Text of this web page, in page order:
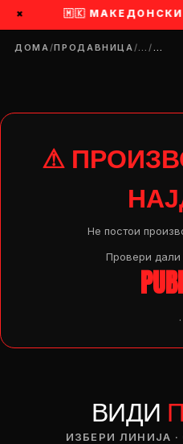
× 🇲🇰 МАКЕДОНСКИ
ДОМА/ПРОДАВНИЦА/…/…
⚠
Не постои
Провери дали
.
ВИДИ
ИЗБЕРИ ЛИНИЈА ·